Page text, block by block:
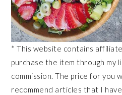
* This website contains
purchase the item through my
commission. The price for you
recommend articles that I